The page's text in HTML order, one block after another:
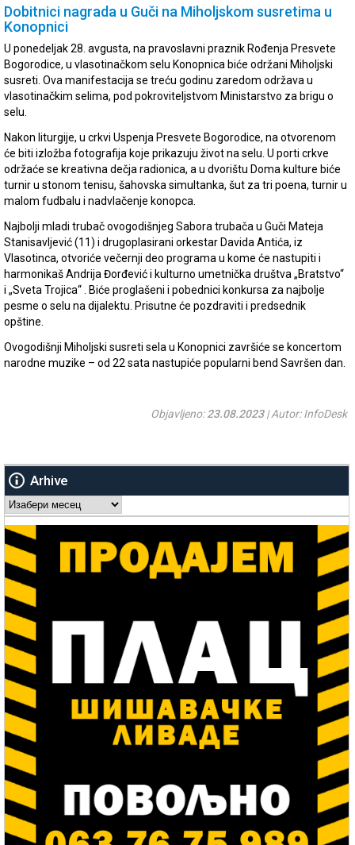
Dobitnici nagrada u Guči na Miholjskom susretima u
Konopnici
U ponedeljak 28. avgusta, na pravoslavni praznik Rođenja Presvete
Bogorodice, u vlasotinačkom selu Konopnica biće održani Miholjski
susreti. Ova manifestacija se treću godinu zaredom održava u
vlasotinačkim selima, pod pokroviteljstvom Ministarstvo za brigu o
selu.
Nakon liturgije, u crkvi Uspenja Presvete Bogorodice, na otvorenom
će biti izložba fotografija koje prikazuju život na selu. U porti crkve
održaće se kreativna dečja radionica, a u dvorištu Doma kulture biće
turnir u stonom tenisu, šahovska simultanka, šut za tri poena, turnir u
malom fudbalu i nadvlačenje konopca.
Najbolji mladi trubač ovogodišnjeg Sabora trubača u Guči Mateja
Stanisavljević (11) i drugoplasirani orkestar Davida Antića, iz
Vlasotinca, otvoriće večernji deo programa u kome će nastupiti i
harmonikaš Andrija Đorđević i kulturno umetnička društva „Bratstvo“
i „Sveta Trojica“ . Biće proglašeni i pobednici konkursa za najbolje
pesme o selu na dijalektu. Prisutne će pozdraviti i predsednik
opštine.
Ovogodišnji Miholjski susreti sela u Konopnici završiće se koncertom
narodne muzike – od 22 sata nastupiće popularni bend Savršen dan.
Objavljeno:23.08.2023| Autor: InfoDesk
Arhive
Arhive